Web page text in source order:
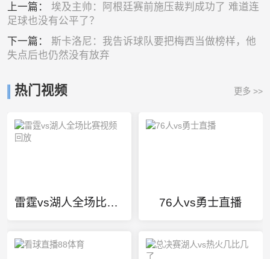
上一篇： 埃及主帅：阿根廷赛前施压裁判成功了 难道连
足球也没有公平了？
下一篇： 斯卡洛尼：我告诉球队要把梅西当做榜样，他
失点后也仍然没有放弃
热门视频 更多 >>
雷霆vs湖人全场比赛视频回放 76人vs勇士直播